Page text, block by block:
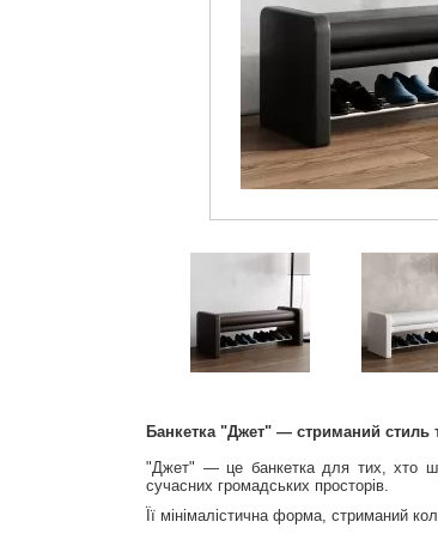
Банкетка "Джет" — стриманий стиль
"Джет" — це банкетка для тих, хто
сучасних громадських просторів.
Її мінімалістична форма, стриманий